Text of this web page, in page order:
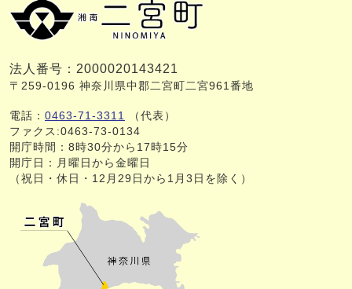
法人番号：2000020143421
〒259-0196 神奈川県中郡二宮町二宮961番地
電話： 0463-71-3311 （代表）
ファクス:0463-73-0134
開庁時間：8時30分から17時15分
開庁日：月曜日から金曜日
（祝日・休日・12月29日から1月3日を除く）